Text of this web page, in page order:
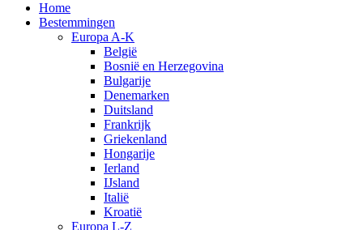
Home
Bestemmingen
Europa A-K
België
Bosnië en Herzegovina
Bulgarije
Denemarken
Duitsland
Frankrijk
Griekenland
Hongarije
Ierland
IJsland
Italië
Kroatië
Europa L-Z